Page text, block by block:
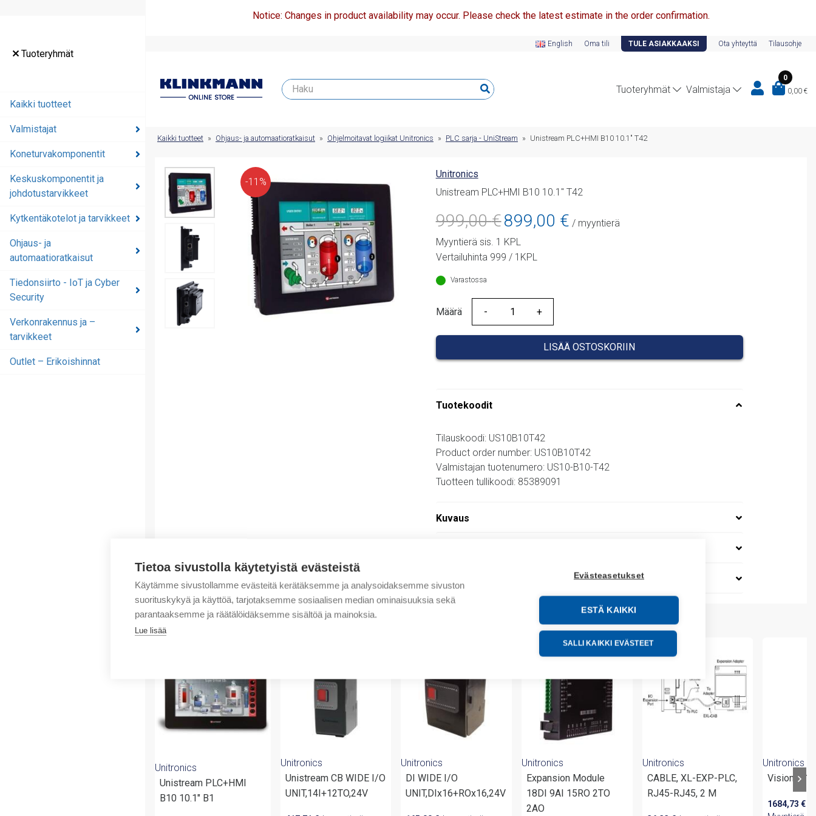
Tietoa sivustolla käytetyistä evästeistä
Käytämme sivustollamme evästeitä kerätäksemme ja analysoidaksemme sivuston
suorituskykyä ja käyttöä, tarjotaksemme sosiaalisen median ominaisuuksia sekä
parantaaksemme ja räätälöidäksemme sisältöä ja mainoksia.
Lue lisää
Evästeasetukset
ESTÄ KAIKKI
SALLI KAIKKI EVÄSTEET
Tuoteryhmät
Kaikki tuotteet
Valmistajat
Koneturvakomponentit
Keskuskomponentit ja
johdotustarvikkeet
Kytkentäkotelot ja tarvikkeet
Ohjaus- ja
automaatioratkaisut
Tiedonsiirto - IoT ja Cyber
Security
Verkonrakennus ja –
tarvikkeet
Outlet – Erikoishinnat
Notice: Changes in product availability may occur. Please check the latest estimate in the order confirmation.
English Oma tili TULE ASIAKKAAKSI Ota yhteyttä Tilausohje
Tuoteryhmät Valmistaja
0
0,00 €
Keskuskomponentit ja
johdotustarvikkeet
Kytkentäkotelot ja
tarvikkeet
Ohjaus- ja
automaatioratkaisut
Tiedonsiirto - IoT ja
Cyber Security
Kaikki tuotteet » Ohjaus- ja automaatioratkaisut » Ohjelmoitavat logiikat Unitronics » PLC sarja - UniStream » Unistream PLC+HMI B10 10.1″ T42
-11%
Unitronics
Unistream PLC+HMI B10 10.1″ T42
999,00€ Alkuperäinen
hinta
oli:
999,00 €.
899,00 €Nykyinen
hinta
/ myyntierä
Myyntierä sis. 1 KPL
Vertailuhinta 999 / 1KPL
Varastossa
Määrä
Määrä
LISÄÄ OSTOSKORIIN
Tuotekoodit
Tilauskoodi: US10B10T42
Product order number: US10B10T42
Valmistajan tuotenumero: US10-B10-T42
Tuotteen tullikoodi: 85389091
Kuvaus
Liitteet
Tuotteita samalta valmistajalta
Unitronics
Unistream PLC+HMI
B10 10.1″ B1
Unitronics
Unistream CB WIDE I/O
UNIT,14I+12TO,24V
Unitronics
DI WIDE I/O
UNIT,DIx16+ROx16,24V
Unitronics
Expansion Module
18DI 9AI 15RO 2TO
2AO
Unitronics
CABLE, XL-EXP-PLC,
RJ45-RJ45, 2 M
Unitronics
1684,73€